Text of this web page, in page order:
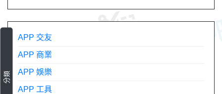
分類
APP 交友
APP 商業
APP 娛樂
APP 工具